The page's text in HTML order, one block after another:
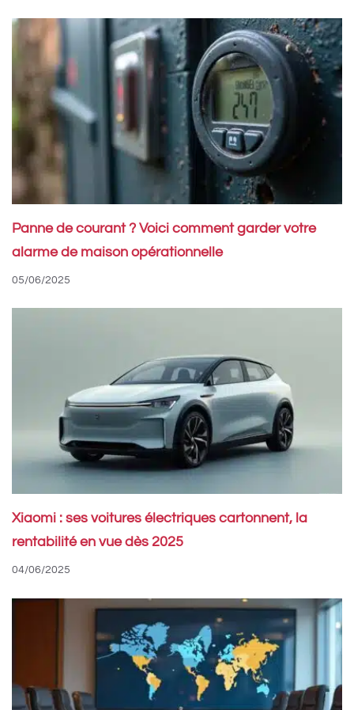
Panne de courant ? Voici comment garder votre
alarme de maison opérationnelle
05/06/2025
Xiaomi : ses voitures électriques cartonnent, la
rentabilité en vue dès 2025
04/06/2025